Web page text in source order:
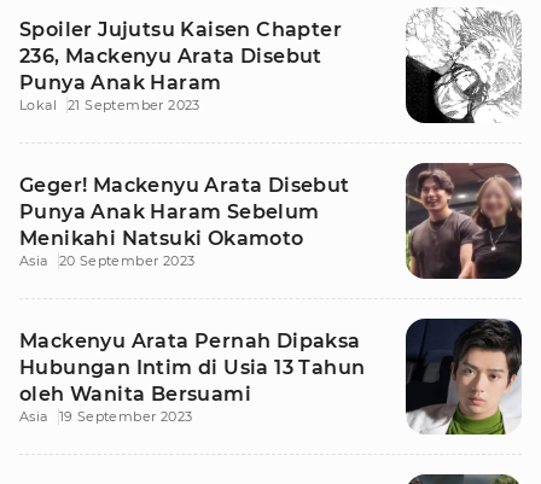
Spoiler Jujutsu Kaisen Chapter
236, Mackenyu Arata Disebut
Punya Anak Haram
Lokal 21 September 2023
Geger! Mackenyu Arata Disebut
Punya Anak Haram Sebelum
Menikahi Natsuki Okamoto
Asia 20 September 2023
Mackenyu Arata Pernah Dipaksa
Hubungan Intim di Usia 13 Tahun
oleh Wanita Bersuami
Asia 19 September 2023